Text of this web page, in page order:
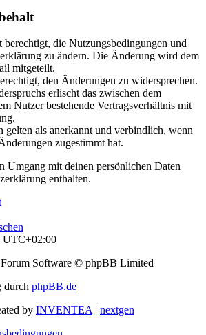
berechtigt, die Nutzungsbedingungen und
zu ändern. Die Änderung wird dem
mitgeteilt.
den Änderungen zu widersprechen.
erlischt das zwischen dem
Nutzer bestehende Vertragsverhältnis mit
gelten als anerkannt und verbindlich, wenn
zugestimmt hat.
Umgang mit deinen persönlichen Daten
enthalten.
UTC+02:00
Software © phpBB Limited
durch phpBB.de
by INVENTEA | nextgen